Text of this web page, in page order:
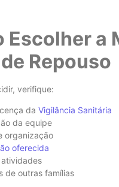
Escolher a
Repouso
verifique:
da Vigilância Sanitária
da equipe
organização
oferecida
de outras famílias